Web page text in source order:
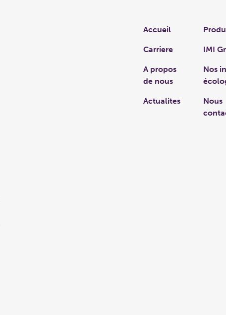
Links
Accueil
Carriere IMI
A propos
de nous
Nos
Actualites
Nous